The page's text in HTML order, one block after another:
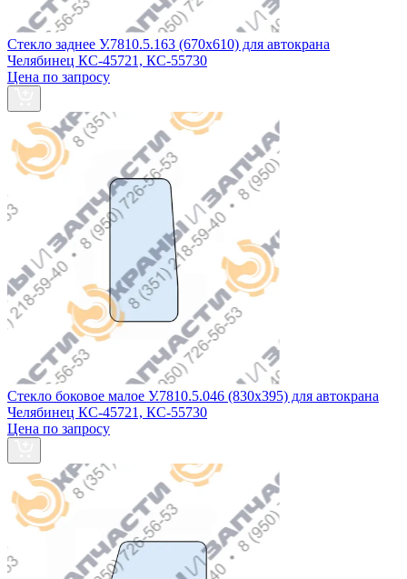
Стекло заднее У.7810.5.163 (670х610) для автокрана
Челябинец КС-45721, КС-55730
Цена по запросу
Стекло боковое малое У.7810.5.046 (830х395) для автокрана
Челябинец КС-45721, КС-55730
Цена по запросу